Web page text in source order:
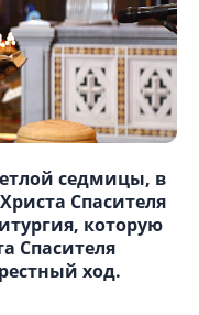
седмицы, в
Спасителя
которую
Спасителя
ход.